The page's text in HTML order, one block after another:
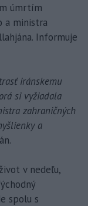
úmrtím
a ministra
Informuje
iránskemu
si vyžiadala
zahraničných
a
v nedeľu,
spolu s